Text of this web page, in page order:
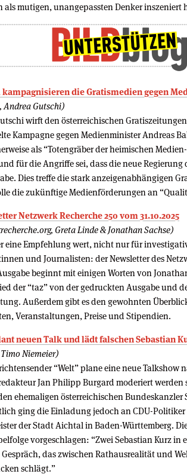
mutigen, unangepassten Denker inszeniert
kampagnisieren die Gratismedien gegen
Andrea Gutschi)
wirft den österreichischen
Kampagne gegen Medienminister Andreas
als “Totengräber der heimischen
für die Angriffe sei, dass die neue Regierung
Dies treffe die stark anzeigenabhängigen
die zukünftige Medienförderungen an
Netzwerk Recherche 250 vom 31.10.2025
Greta Linde & Jonathan Sachse)
eine Empfehlung wert, nicht nur für
und Journalisten: der Newsletter des
beginnt mit einigen Worten von
der “taz” von der gedruckten Ausgabe und
Außerdem gibt es den gewohnten
Veranstaltungen, Preise und Stipendien.
neuen Talk und lädt falschen Sebastian
Niemeier)
“Welt” plane eine neue Talkshow
Jan Philipp Burgard moderiert
ehemaligen österreichischen Bundeskanzler
ging die Einladung jedoch an CDU-Politiker
der Stadt Aichtal in Baden-Württemberg.
vorgeschlagen: “Zwei Sebastian Kurz in
Gespräch, das zwischen Rathausrealität und
schlägt.”